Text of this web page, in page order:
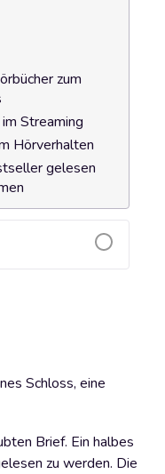
zum
Streaming
Hörverhalten
gelesen
Schloss, eine
Brief. Ein halbes
zu werden. Die